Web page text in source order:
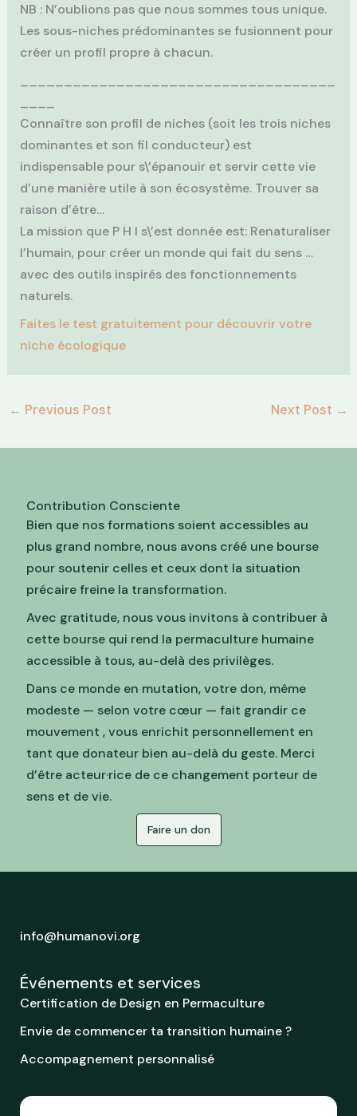
NB : N’oublions pas que nous sommes tous unique.
Les sous-niches prédominantes se fusionnent pour
créer un profil propre à chacun.
Connaître son profil de niches (soit les trois niches
dominantes et son fil conducteur) est
indispensable pour s\’épanouir et servir cette vie
d’une manière utile à son écosystème. Trouver sa
raison d’être…
La mission que P H I s\’est donnée est: Renaturaliser
l’humain, pour créer un monde qui fait du sens …
avec des outils inspirés des fonctionnements
naturels.
Faites le test gratuitement pour découvrir votre
niche écologique
← Previous Post Next Post →
Contribution Consciente
Bien que nos formations soient accessibles au
plus grand nombre, nous avons créé une bourse
pour soutenir celles et ceux dont la situation
précaire freine la transformation.
Avec gratitude, nous vous invitons à contribuer à
cette bourse qui rend la permaculture humaine
accessible à tous, au-delà des privilèges.
Dans ce monde en mutation, votre don, même
modeste — selon votre cœur — fait grandir ce
mouvement , vous enrichit personnellement en
tant que donateur bien au-delà du geste. Merci
d’être acteur·rice de ce changement porteur de
sens et de vie.
Faire un don
info@humanovi.org
Événements et services
Certification de Design en Permaculture
Envie de commencer ta transition humaine ?
Accompagnement personnalisé